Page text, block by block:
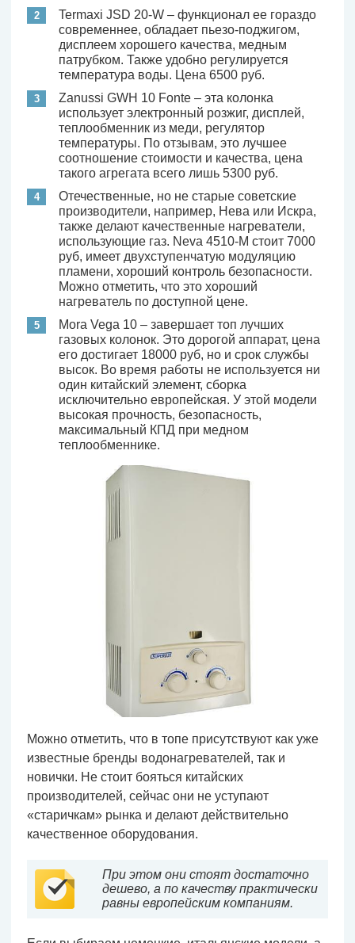
Termaxi JSD 20-W – функционал ее гораздо
современнее, обладает пьезо-поджигом,
дисплеем хорошего качества, медным
патрубком. Также удобно регулируется
температура воды. Цена 6500 руб.
Zanussi GWH 10 Fonte – эта колонка
использует электронный розжиг, дисплей,
теплообменник из меди, регулятор
температуры. По отзывам, это лучшее
соотношение стоимости и качества, цена
такого агрегата всего лишь 5300 руб.
Отечественные, но не старые советские
производители, например, Нева или Искра,
также делают качественные нагреватели,
использующие газ. Neva 4510-M стоит 7000
руб, имеет двухступенчатую модуляцию
пламени, хороший контроль безопасности.
Можно отметить, что это хороший
нагреватель по доступной цене.
Mora Vega 10 – завершает топ лучших
газовых колонок. Это дорогой аппарат, цена
его достигает 18000 руб, но и срок службы
высок. Во время работы не используется ни
один китайский элемент, сборка
исключительно европейская. У этой модели
высокая прочность, безопасность,
максимальный КПД при медном
теплообменнике.
Можно отметить, что в топе присутствуют как уже
известные бренды водонагревателей, так и
новички. Не стоит бояться китайских
производителей, сейчас они не уступают
«старичкам» рынка и делают действительно
качественное оборудования.
При этом они стоят достаточно
дешево, а по качеству практически
равны европейским компаниям.